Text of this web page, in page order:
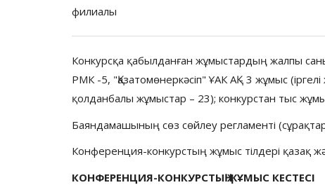
филиалы
Конкурсқа қабылданған жұмыстардың жалпы
РМК -5, "Қазатомөнеркәсіп" ҰАК АҚ - 3 жұмыс
қолданбалы жұмыстар – 23); конкурстан тыс
Баяндамашының сөз сөйлеу регламенті
Конференция-конкурстың жұмыс тілдері қазақ
КОНФЕРЕНЦИЯ-КОНКУРСТЫҢ ЖҰМЫС КЕСТЕСІ